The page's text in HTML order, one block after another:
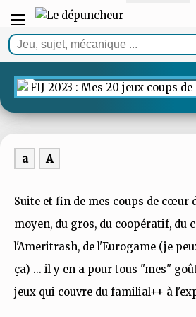
ARTICLE
FIJ 2023 : Mes 20 jeux
de coeur (2ème partie)
a A
Suite et fin de mes coups de cœur
moyen, du gros, du coopératif, du
l'Ameritrash, de l'Eurogame (je
ça) ... il y en a pour tous "mes"
jeux qui couvre du familial++ à